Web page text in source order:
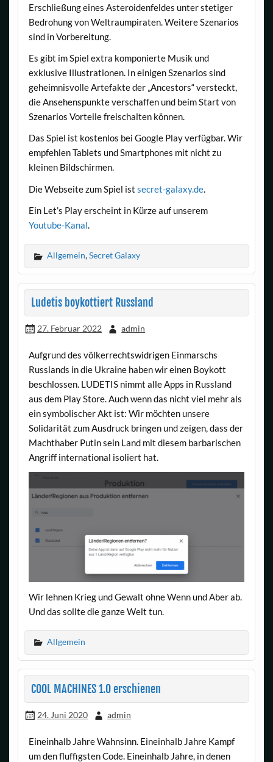
Erschließung eines Asteroidenfeldes unter stetiger
Bedrohung von Weltraumpiraten. Weitere Szenarios
sind in Vorbereitung.
Es gibt im Spiel extra komponierte Musik und
exklusive Illustrationen. In einigen Szenarios sind
geheimnisvolle Artefakte der „Ancestors“ versteckt,
die Ansehenspunkte verschaffen und beim Start von
Szenarios Vorteile freischalten können.
Das Spiel ist kostenlos bei Google Play verfügbar. Wir
empfehlen Tablets und Smartphones mit nicht zu
kleinen Bildschirmen.
Die Webseite zum Spiel ist secret-galaxy.de.
Ein Let’s Play erscheint in Kürze auf unserem
Youtube-Kanal.
Allgemein,Secret Galaxy
Ludetis boykottiert Russland
27. Februar 2022 admin
Aufgrund des völkerrechtswidrigen Einmarschs
Russlands in die Ukraine haben wir einen Boykott
beschlossen. LUDETIS nimmt alle Apps in Russland
aus dem Play Store. Auch wenn das nicht viel mehr als
ein symbolischer Akt ist: Wir möchten unsere
Solidarität zum Ausdruck bringen und zeigen, dass der
Machthaber Putin sein Land mit diesem barbarischen
Angriff international isoliert hat.
Wir lehnen Krieg und Gewalt ohne Wenn und Aber ab.
Und das sollte die ganze Welt tun.
Allgemein
COOL MACHINES 1.0 erschienen
24. Juni 2020 admin
Eineinhalb Jahre Wahnsinn. Eineinhalb Jahre Kampf
um den fluffigsten Code. Eineinhalb Jahre, in denen